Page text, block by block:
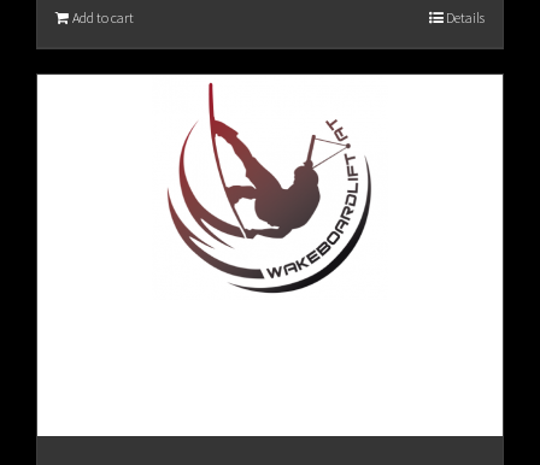
Add to cart Details